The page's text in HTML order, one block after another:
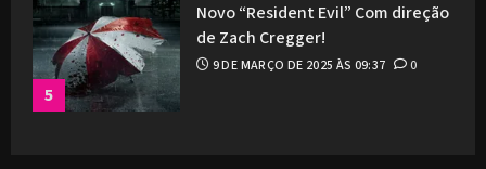
5
Novo “Resident Evil” Com direção
de Zach Cregger!
9 DE MARÇO DE 2025 ÀS 09:37 0